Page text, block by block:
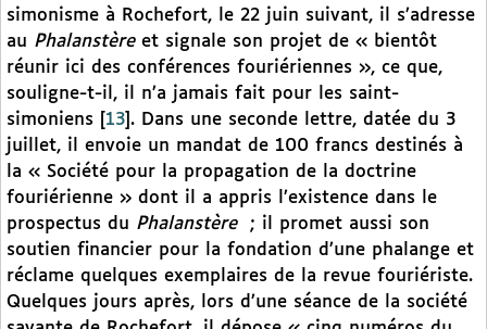
simonisme à Rochefort, le 22 juin suivant, il s’adresse
au Phalanstèreet signale son projet de « bientôt
réunir ici des conférences fouriériennes », ce que,
souligne-t-il, il n’a jamais fait pour les saint-
simoniens
13 . Dans une seconde lettre, datée du 3
juillet, il envoie un mandat de 100 francs destinés à
la « Société pour la propagation de la doctrine
fouriérienne » dont il a appris l’existence dans le
prospectus du Phalanstère
; il promet aussi son
soutien financier pour la fondation d’une phalange et
réclame quelques exemplaires de la revue fouriériste.
Quelques jours après, lors d’une séance de la société